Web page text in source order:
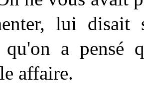
lui disait
qu'on a pensé
affaire.